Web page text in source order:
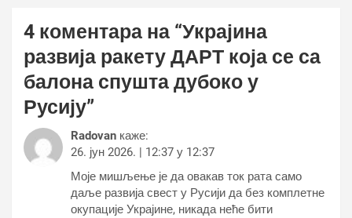
4 коментара на “Украјина
развија ракету ДАРТ која се са
балона спушта дубоко у
Русију”
Radovan каже:
26. јун 2026. | 12:37 у 12:37
Моје мишљење је да овакав ток рата само
даље развија свест у Русији да без комплетне
окупације Украјине, никада неће бити